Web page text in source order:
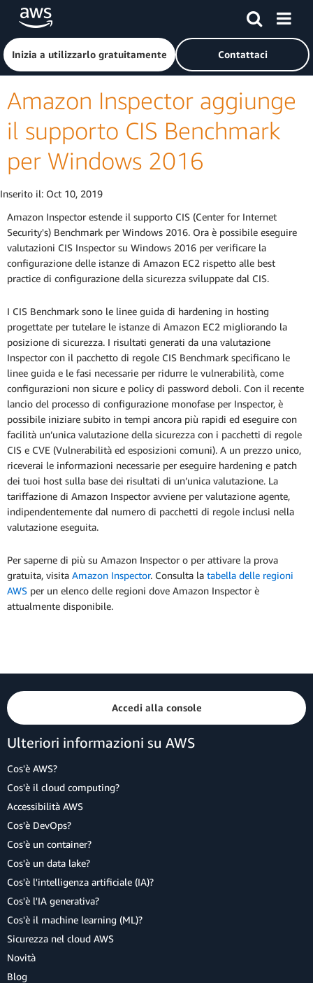
Passa al contenuto principale
Fai clic qui per tornare alla home page di Amazon Web
Inizia a utilizzarlo gratuitamente Contattaci
Amazon Inspector aggiunge
il supporto CIS Benchmark
per Windows 2016
Inserito il: Oct 10, 2019
Amazon Inspector estende il supporto CIS (Center for Internet
Security's) Benchmark per Windows 2016. Ora è possibile eseguire
valutazioni CIS Inspector su Windows 2016 per verificare la
configurazione delle istanze di Amazon EC2 rispetto alle best
practice di configurazione della sicurezza sviluppate dal CIS.
I CIS Benchmark sono le linee guida di hardening in hosting
progettate per tutelare le istanze di Amazon EC2 migliorando la
posizione di sicurezza. I risultati generati da una valutazione
Inspector con il pacchetto di regole CIS Benchmark specificano le
linee guida e le fasi necessarie per ridurre le vulnerabilità, come
configurazioni non sicure e policy di password deboli. Con il recente
lancio del processo di configurazione monofase per Inspector, è
possibile iniziare subito in tempi ancora più rapidi ed eseguire con
facilità un’unica valutazione della sicurezza con i pacchetti di regole
CIS e CVE (Vulnerabilità ed esposizioni comuni). A un prezzo unico,
riceverai le informazioni necessarie per eseguire hardening e patch
dei tuoi host sulla base dei risultati di un’unica valutazione. La
tariffazione di Amazon Inspector avviene per valutazione agente,
indipendentemente dal numero di pacchetti di regole inclusi nella
valutazione eseguita.
Per saperne di più su Amazon Inspector o per attivare la prova
gratuita, visita Amazon Inspector. Consulta la tabella delle regioni
AWS per un elenco delle regioni dove Amazon Inspector è
attualmente disponibile.
Accedi alla console
Ulteriori informazioni su AWS
Cos'è AWS?
Cos'è il cloud computing?
Accessibilità AWS
Cos'è DevOps?
Cos'è un container?
Cos'è un data lake?
Cos'è l'intelligenza artificiale (IA)?
Cos'è l'IA generativa?
Cos'è il machine learning (ML)?
Sicurezza nel cloud AWS
Novità
Blog